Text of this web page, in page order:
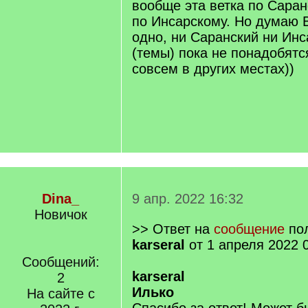
вообще эта ветка по
по Инсарскому. Но думаю
одно, ни Саранский ни
(темы) пока не
совсем в других местах))
Dina_
Новичок
Сообщений:
2
На сайте с
9 апр. 2022 16:32
>> Ответ на сообщение
karseral от 1 апреля 2022
karseral
Илько